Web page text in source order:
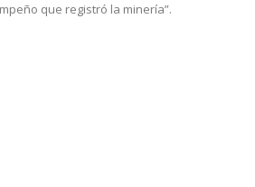
que registró la minería”.